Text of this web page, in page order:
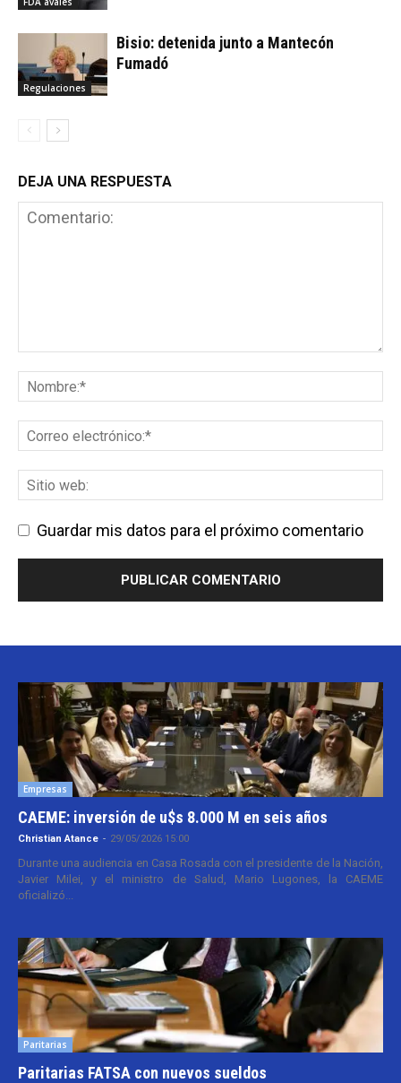
Regulaciones
Bisio: detenida junto a Mantecón
Fumadó
DEJA UNA RESPUESTA
Guardar mis datos para el próximo comentario
Empresas
CAEME: inversión de u$s 8.000 M en seis años
Christian Atance - 29/05/2026 15:00
Durante una audiencia en Casa Rosada con el presidente de la Nación,
Javier Milei, y el ministro de Salud, Mario Lugones, la CAEME
oficializó...
Paritarias
Paritarias FATSA con nuevos sueldos